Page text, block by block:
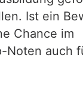
Ist ein
Chance im
Noten auch